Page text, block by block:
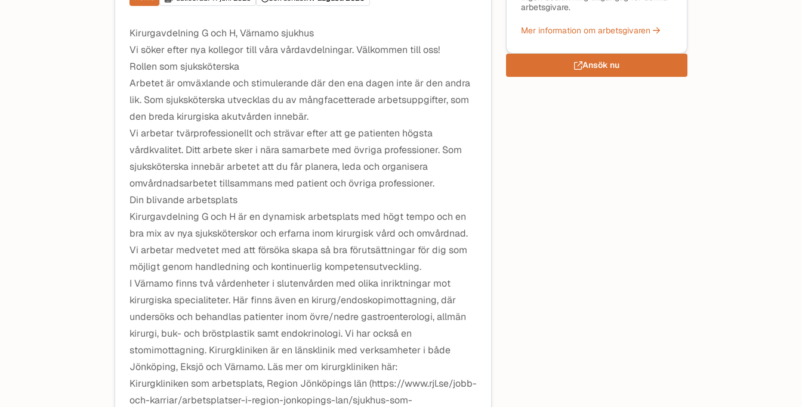
Kirurgavdelning G och H, Värnamo sjukhus
Vi söker efter nya kollegor till våra vårdavdelningar. Välkommen till oss!
Rollen som sjuksköterska
Arbetet är omväxlande och stimulerande där den ena dagen inte är den andra
lik. Som sjuksköterska utvecklas du av mångfacetterade arbetsuppgifter, som
den breda kirurgiska akutvården innebär.
Vi arbetar tvärprofessionellt och strävar efter att ge patienten högsta
vårdkvalitet. Ditt arbete sker i nära samarbete med övriga professioner. Som
sjuksköterska innebär arbetet att du får planera, leda och organisera
omvårdnadsarbetet tillsammans med patient och övriga professioner.
Din blivande arbetsplats
Kirurgavdelning G och H är en dynamisk arbetsplats med högt tempo och en
bra mix av nya sjuksköterskor och erfarna inom kirurgisk vård och omvårdnad.
Vi arbetar medvetet med att försöka skapa så bra förutsättningar för dig som
möjligt genom handledning och kontinuerlig kompetensutveckling.
I Värnamo finns två vårdenheter i slutenvården med olika inriktningar mot
kirurgiska specialiteter. Här finns även en kirurg/endoskopimottagning, där
undersöks och behandlas patienter inom övre/nedre gastroenterologi, allmän
kirurgi, buk- och bröstplastik samt endokrinologi. Vi har också en
stomimottagning. Kirurgkliniken är en länsklinik med verksamheter i både
Jönköping, Eksjö och Värnamo. Läs mer om kirurgkliniken här:
Kirurgkliniken som arbetsplats, Region Jönköpings län (https://www.rjl.se/jobb-
och-karriar/arbetsplatser-i-region-jonkopings-lan/sjukhus-som-
arbetsgivare.
Mer information om arbetsgivaren
Ansök nu